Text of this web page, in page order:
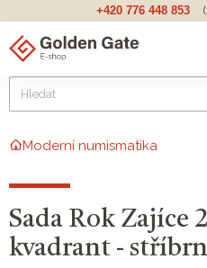
+420 776 448 853
Moderní numismatika
Sada Rok Zajíce
kvadrant -